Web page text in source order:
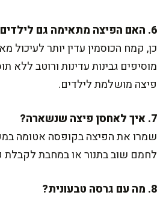
6. האם הפיצה מתאימה גם לילדים רגישים?
כן, קמח הכוסמין עדין יותר
מוסיפים גבינות עדינות ורוטב ללא
פיצה מושלמת לילדים.
7. איך לאחסן פיצה שנשארה?
שמרו את הפיצה בקופסה אטומה
לחמם שוב בתנור או במחבת לקבלת
8. מה עם גרסה טבעונית?